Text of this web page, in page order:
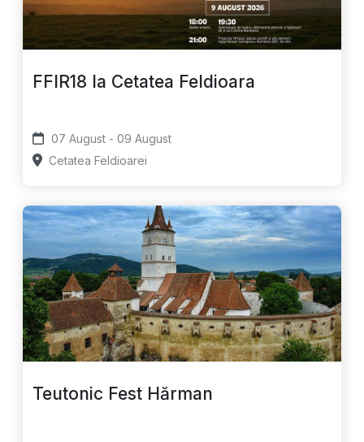
FFIR18 la Cetatea Feldioara
07 August - 09 August
Cetatea Feldioarei
Teutonic Fest Hărman